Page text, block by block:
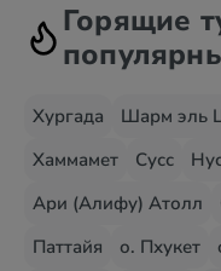
Горящие
Хургада Шарм эль
Хаммамет
Сусс
Ари (Алифу) Атолл
Паттайя
о. Пхукет